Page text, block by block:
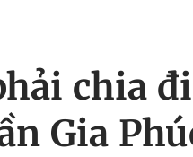
chia
Gia